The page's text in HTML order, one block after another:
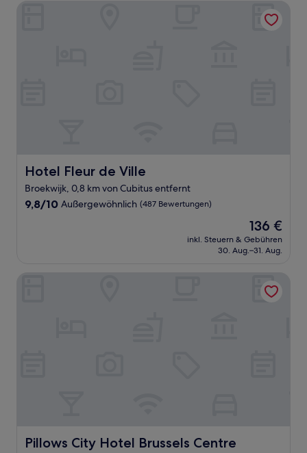
Hotel Fleur de Ville
Hotel Fleur de Ville
Broekwijk, 0,8 km von Cubitus entfernt
9.8
9,8/10 Außergewöhnlich (487 Bewertungen)
Der
Preis
beträgt
136 €
inkl. Steuern & Gebühren
30. Aug.–31. Aug.
Pillows City Hotel Brussels Centre
Pillows City Hotel Brussels Centre